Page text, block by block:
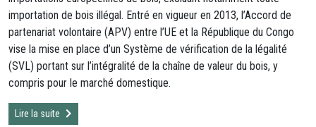
importation de bois illégal. Entré en vigueur en 2013, l’Accord de
partenariat volontaire (APV) entre l’UE et la République du Congo
vise la mise en place d’un Système de vérification de la légalité
(SVL) portant sur l’intégralité de la chaîne de valeur du bois, y
compris pour le marché domestique.
Lire la suite